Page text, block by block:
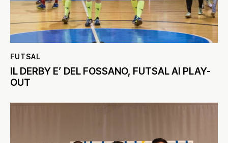
FUTSAL
IL DERBY E’ DEL FOSSANO, FUTSAL AI PLAY-
OUT